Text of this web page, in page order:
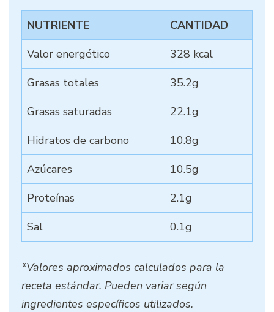
NUTRIENTE
CANTIDAD
Valor energético
328 kcal
Grasas totales
35.2g
Grasas saturadas
22.1g
Hidratos de carbono
10.8g
Azúcares
10.5g
Proteínas
2.1g
Sal
0.1g
*Valores aproximados calculados para la
receta estándar. Pueden variar según
ingredientes específicos utilizados.